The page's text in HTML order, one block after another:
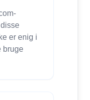
er enig i
bruge